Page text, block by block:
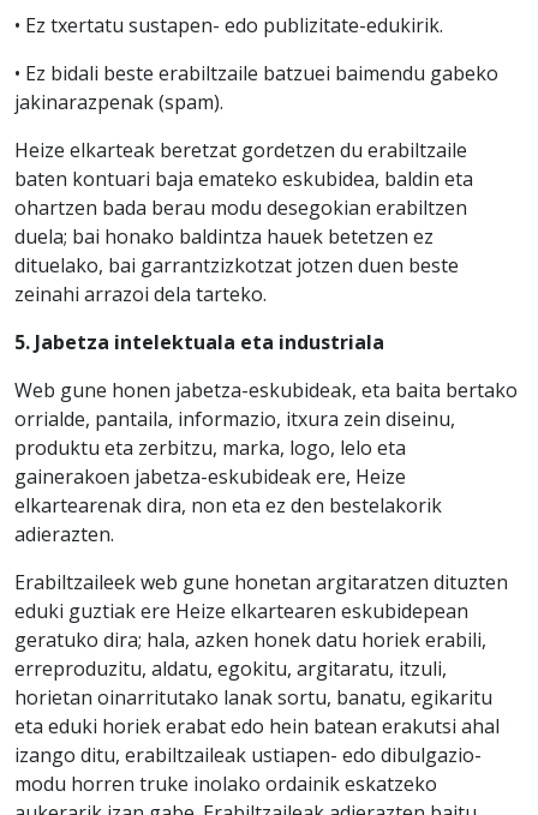
• Ez txertatu sustapen- edo publizitate-edukirik.
• Ez bidali beste erabiltzaile batzuei baimendu gabeko
jakinarazpenak (spam).
Heize elkarteak beretzat gordetzen du erabiltzaile
baten kontuari baja emateko eskubidea, baldin eta
ohartzen bada berau modu desegokian erabiltzen
duela; bai honako baldintza hauek betetzen ez
dituelako, bai garrantzizkotzat jotzen duen beste
zeinahi arrazoi dela tarteko.
5. Jabetza intelektuala eta industriala
Web gune honen jabetza-eskubideak, eta baita bertako
orrialde, pantaila, informazio, itxura zein diseinu,
produktu eta zerbitzu, marka, logo, lelo eta
gainerakoen jabetza-eskubideak ere, Heize
elkartearenak dira, non eta ez den bestelakorik
adierazten.
Erabiltzaileek web gune honetan argitaratzen dituzten
eduki guztiak ere Heize elkartearen eskubidepean
geratuko dira; hala, azken honek datu horiek erabili,
erreproduzitu, aldatu, egokitu, argitaratu, itzuli,
horietan oinarritutako lanak sortu, banatu, egikaritu
eta eduki horiek erabat edo hein batean erakutsi ahal
izango ditu, erabiltzaileak ustiapen- edo dibulgazio-
modu horren truke inolako ordainik eskatzeko